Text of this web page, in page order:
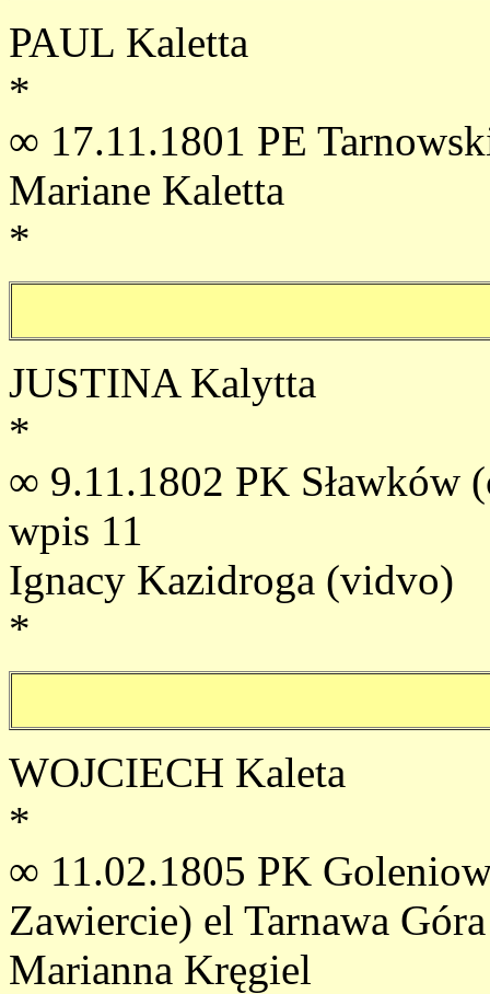
PAUL Kaletta
*
∞ 17.11.1801 PE
Mariane Kaletta
*
JUSTINA Kalytta
*
∞ 9.11.1802 PK Sławków
wpis 11
Ignacy Kazidroga (vidvo)
*
WOJCIECH Kaleta
*
∞ 11.02.1805 PK
Zawiercie) el Tarnawa Góra
Marianna Kręgiel